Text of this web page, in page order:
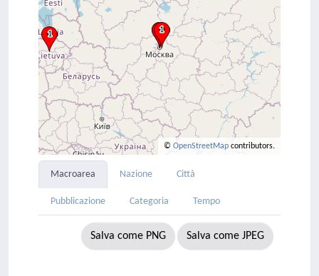
© OpenStreetMap contributors.
Macroarea Nazione Città
Pubblicazione Categoria Tempo
Salva come PNG Salva come JPEG